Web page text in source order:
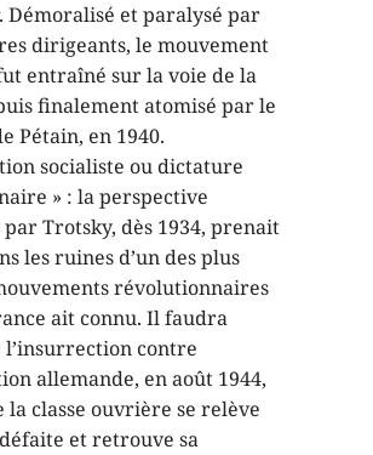
Démoralisé et paralysé par
dirigeants, le mouvement
entraîné sur la voie de la
finalement atomisé par le
Pétain, en 1940.
socialiste ou dictature
» : la perspective
par Trotsky, dès 1934, prenait
les ruines d’un des plus
révolutionnaires
ait connu. Il faudra
contre
allemande, en août 1944,
la classe ouvrière se relève
et retrouve sa